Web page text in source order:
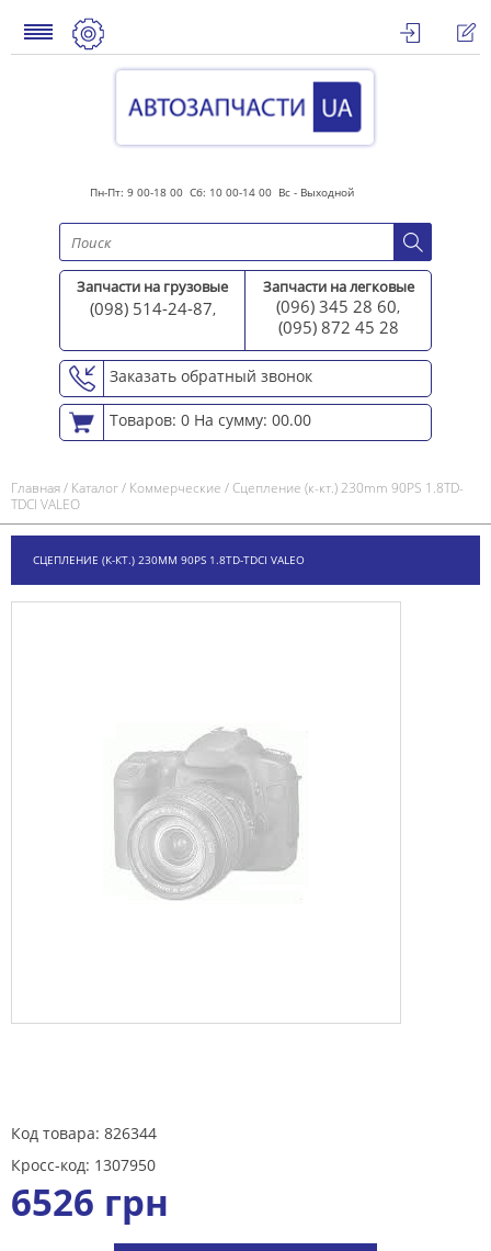
Пн-Пт: 9 00-18 00 Сб: 10 00-14 00 Вс - Выходной
Запчасти на грузовые
(098) 514-24-87,
Запчасти на легковые
(096) 345 28 60,
(095) 872 45 28
Заказать обратный звонок
Товаров: 0 На сумму: 00.00
Главная/ Каталог/ Коммерческие /Сцепление (к-кт.) 230mm 90PS 1.8TD-
TDCI VALEO
СЦЕПЛЕНИЕ (К-КТ.) 230MM 90PS 1.8TD-TDCI VALEO
Код товара: 826344
Кросс-код: 1307950
6526 грн